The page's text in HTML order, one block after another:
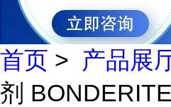
首页 > 产品展
剂